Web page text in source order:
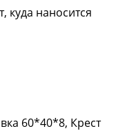
куда наносится
60*40*8, Крест